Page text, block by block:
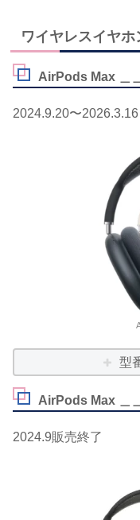
ワイヤレスイヤホ
AirPods Max ＿
2024.9.20〜
型
AirPods Max ＿
2024.9販売終了